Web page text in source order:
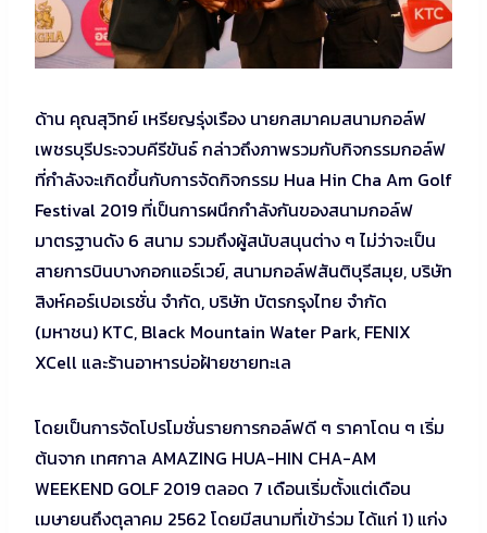
ด้าน คุณสุวิทย์ เหรียญรุ่งเรือง นายกสมาคมสนามกอล์ฟ
เพชรบุรีประจวบคีรีขันธ์ กล่าวถึงภาพรวมกับกิจกรรมกอล์ฟ
ที่กําลังจะเกิดขึ้นกับการจัดกิจกรรม Hua Hin Cha Am Golf
Festival 2019 ที่เป็นการผนึกกําลังกันของสนามกอล์ฟ
มาตรฐานดัง 6 สนาม รวมถึงผู้สนับสนุนต่าง ๆ ไม่ว่าจะเป็น
สายการบินบางกอกแอร์เวย์, สนามกอล์ฟสันติบุรีสมุย, บริษัท
สิงห์คอร์เปอเรชั่น จํากัด, บริษัท บัตรกรุงไทย จํากัด
(มหาชน) KTC, Black Mountain Water Park, FENIX
XCell และร้านอาหารบ่อฝ้ายชายทะเล
โดยเป็นการจัดโปรโมชั่นรายการกอล์ฟดี ๆ ราคาโดน ๆ เริ่ม
ต้นจาก เทศกาล AMAZING HUA-HIN CHA-AM
WEEKEND GOLF 2019 ตลอด 7 เดือนเริ่มตั้งแต่เดือน
เมษายนถึงตุลาคม 2562 โดยมีสนามที่เข้าร่วม ได้แก่ 1) แก่ง